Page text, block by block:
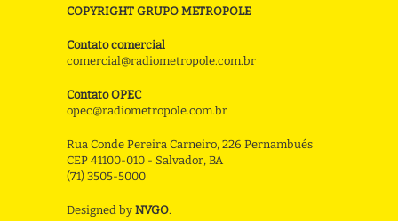
COPYRIGHT GRUPO METROPOLE
Contato comercial
comercial@radiometropole.com.br
Contato OPEC
opec@radiometropole.com.br
Rua Conde Pereira Carneiro, 226 Pernambués
CEP 41100-010 - Salvador, BA
(71) 3505-5000
Designed by NVGO.